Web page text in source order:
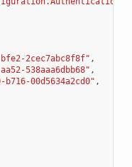
2cec7abc8f8f" ,
538aaa6dbb68" ,
00d5634a2cd0" ,